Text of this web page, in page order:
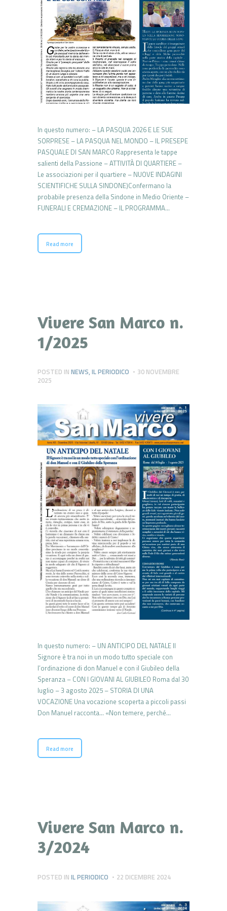
In questo numero: – LA PASQUA 2026 E LE SUE
SORPRESE – LA PASQUA NEL MONDO – IL PRESEPE
PASQUALE DI SAN MARCO Rappresenta le tappe
salienti della Passione – ATTIVITÀ DI QUARTIERE –
Le associazioni per il quartiere – NUOVE INDAGINI
SCIENTIFICHE SULLA SINDONE)Confermano la
probabile presenza della Sindone in Medio Oriente –
FUNERALI E CREMAZIONE – IL PROGRAMMA…
Read more
Vivere San Marco n.
1/2025
POSTED IN NEWS,IL PERIODICO
30 NOVEMBRE
2025
In questo numero: – UN ANTICIPO DEL NATALE Il
Signore è tra noi in un modo tutto speciale con
l’ordinazione di don Manuel e con il Giubileo della
Speranza – CON I GIOVANI AL GIUBILEO Roma dal 30
luglio – 3 agosto 2025 – STORIA DI UNA
VOCAZIONE Una vocazione scoperta a piccoli passi
Don Manuel racconta… «Non temere, perché…
Read more
Vivere San Marco n.
3/2024
POSTED IN IL PERIODICO 22 DICEMBRE 2024